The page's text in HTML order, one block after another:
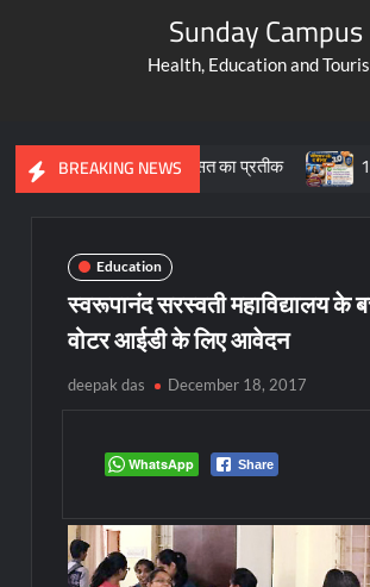
Sunday Campus
Health, Education and
BREAKING NEWS
विरासत का प्रतीक 1 अगस्त से
Education
स्वरूपानंद सरस्वती महाविद्यालय के
वोटर आईडी के लिए आवेदन
deepak das December 18, 2017
WhatsApp Share